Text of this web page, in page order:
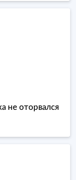
не оторвался